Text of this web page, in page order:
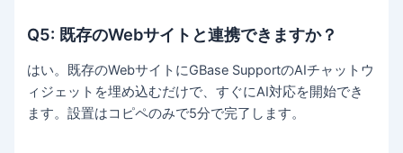
Q5: 既存のWebサイトと連携できますか？
はい。既存のWebサイトにGBase SupportのAIチャットウ
ィジェットを埋め込むだけで、すぐにAI対応を開始でき
ます。設置はコピペのみで5分で完了します。